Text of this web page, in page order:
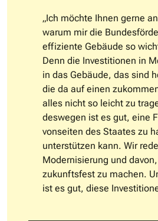
„Ich möchte Ihnen gerne
warum mir die
effiziente Gebäude so
Denn die Investitionen in
in das Gebäude, das sind
die da auf einen
alles nicht so leicht zu
deswegen ist es gut, eine
vonseiten des Staates zu
unterstützen kann. Wir
Modernisierung und
zukunftsfest zu machen.
ist es gut, diese